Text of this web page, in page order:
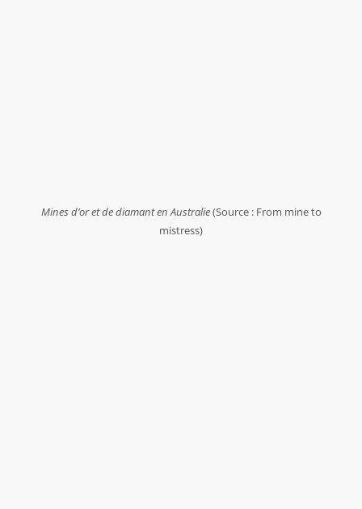
Mines d’or et de diamant en Australie(Source : From mine to
mistress)